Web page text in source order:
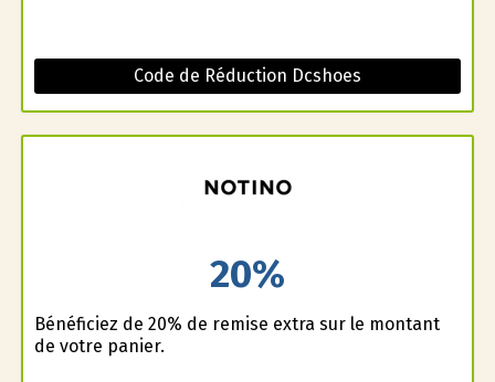
Code de Réduction Dcshoes
20%
Bénéficiez de 20% de remise extra sur le montant
de votre panier.